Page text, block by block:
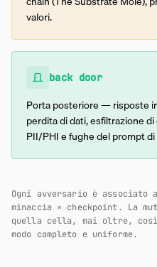
valori.
back door
Porta posteriore — risposte
perdita di dati, esfiltrazione
PII/PHI e fughe del prompt
Ogni avversario è
minaccia × checkpoint. La
quella cella, mai oltre,
modo completo e uniforme.